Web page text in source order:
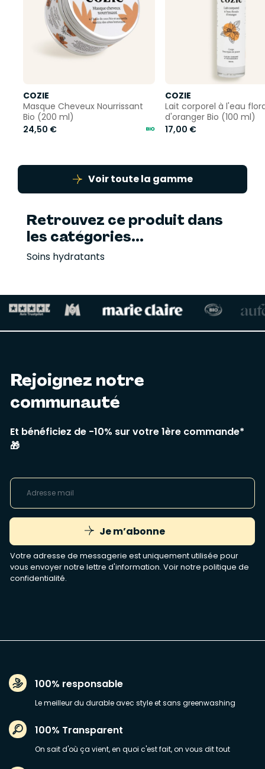
COZIE
Masque Cheveux Nourrissant
Bio (200 ml)
24,50 €
COZIE
Lait corporel à l'eau
d'oranger Bio (100 ml)
17,00 €
Voir toute la gamme
Retrouvez ce produit dans
les catégories...
Soins hydratants
Rejoignez notre
communauté
Et bénéficiez de -10% sur votre 1ère commande*
🎁
Je m’abonne
Votre adresse de messagerie est uniquement utilisée pour
vous envoyer notre lettre d'information. Voir notre politique de
confidentialité.
100% responsable
Le meilleur du durable avec style et sans greenwashing
100% Transparent
On sait d'où ça vient, en quoi c'est fait, on vous dit tout